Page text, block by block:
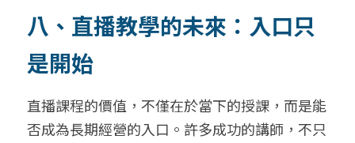
八、直播教學的未來：入口只
是開始
直播課程的價值，不僅在於當下的授課，而是能
否成為長期經營的入口。許多成功的講師，不只